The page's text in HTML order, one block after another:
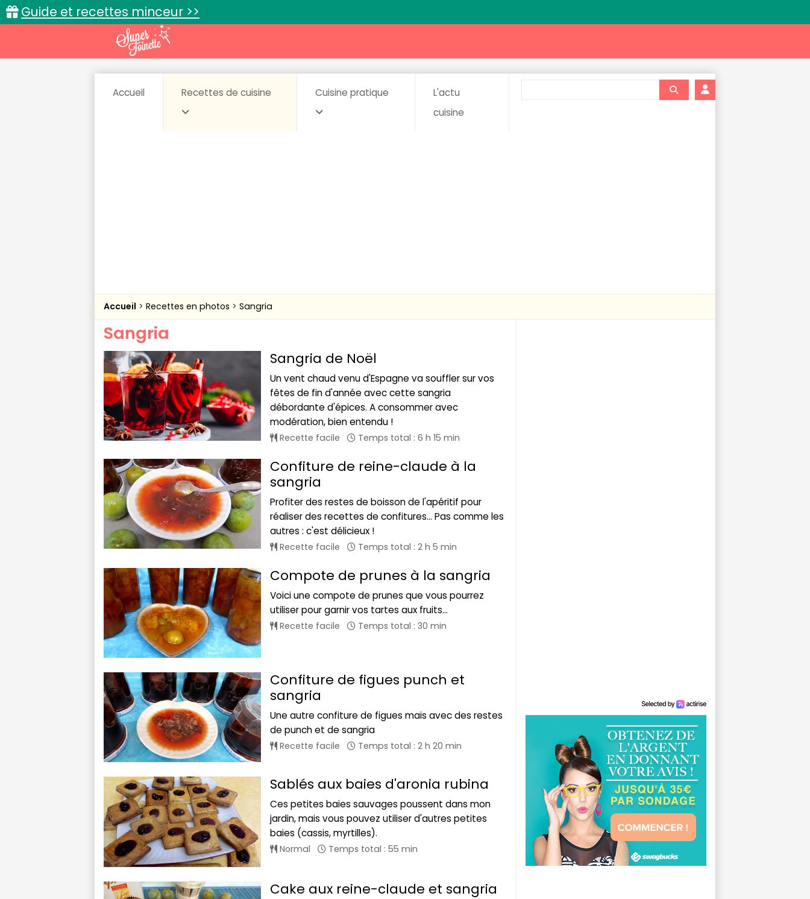
Guide et recettes minceur >>
Accueil Recettes de cuisine Cuisine pratique
L'actu
cuisine
Accueil Recettes en photos Sangria
Sangria
Sangria de Noël
Un vent chaud venu d'Espagne va souffler sur vos
fêtes de fin d'année avec cette sangria
débordante d'épices. A consommer avec
modération, bien entendu !
Recette facile Temps total : 6 h 15 min
Confiture de reine-claude à la
sangria
Profiter des restes de boisson de l'apéritif pour
réaliser des recettes de confitures... Pas comme les
autres : c'est délicieux !
Recette facile Temps total : 2 h 5 min
Compote de prunes à la sangria
Voici une compote de prunes que vous pourrez
utiliser pour garnir vos tartes aux fruits...
Recette facile Temps total : 30 min
Confiture de figues punch et
sangria
Une autre confiture de figues mais avec des restes
de punch et de sangria
Recette facile Temps total : 2 h 20 min
Sablés aux baies d'aronia rubina
Ces petites baies sauvages poussent dans mon
jardin, mais vous pouvez utiliser d'autres petites
baies (cassis, myrtilles).
Normal Temps total : 55 min
Cake aux reine-claude et sangria